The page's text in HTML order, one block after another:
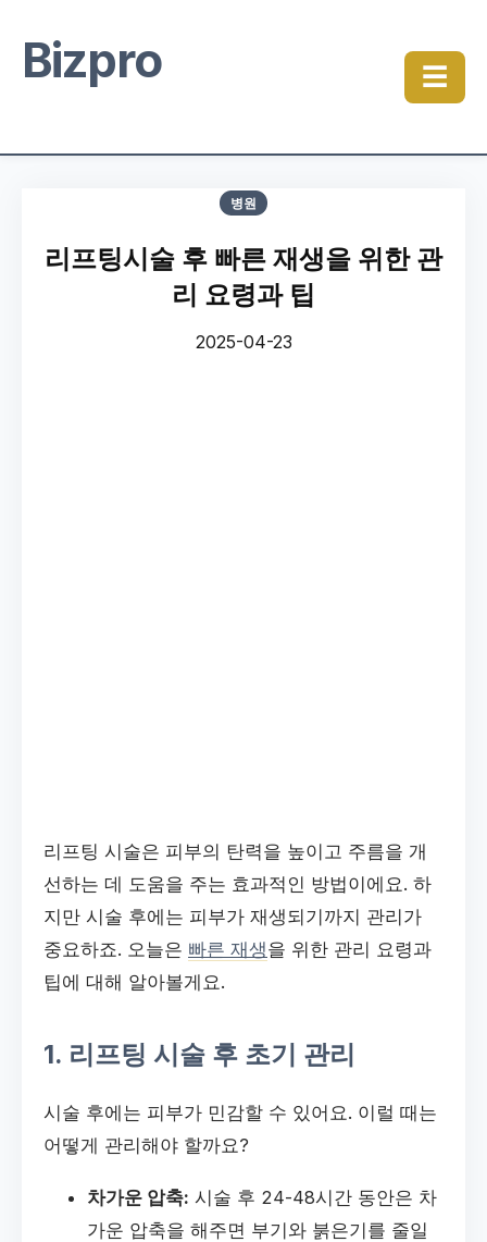
Bizpro ☰
병원
리프팅시술 후 빠른 재생을 위한 관
리 요령과 팁
2025-04-23
리프팅 시술은 피부의 탄력을 높이고 주름을 개
선하는 데 도움을 주는 효과적인 방법이에요. 하
지만 시술 후에는 피부가 재생되기까지 관리가
중요하죠. 오늘은 빠른 재생을 위한 관리 요령과
팁에 대해 알아볼게요.
1. 리프팅 시술 후 초기 관리
시술 후에는 피부가 민감할 수 있어요. 이럴 때는
어떻게 관리해야 할까요?
차가운 압축: 시술 후 24-48시간 동안은 차
가운 압축을 해주면 부기와 붉은기를 줄일